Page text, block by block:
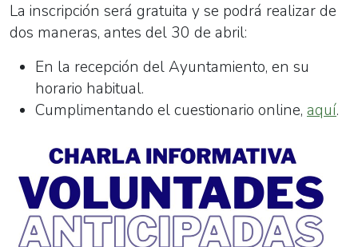
La inscripción será gratuita y se podrá realizar de
dos maneras, antes del 30 de abril:
En la recepción del Ayuntamiento, en su
horario habitual.
Cumplimentando el cuestionario online, aquí.